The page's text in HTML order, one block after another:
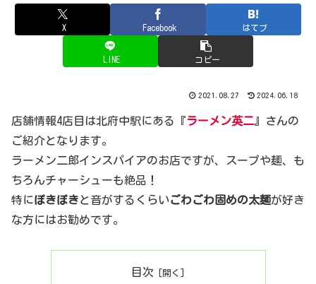
X Facebook はてブ
LINE コピー
2021.08.27 2024.06.18
店舗情報4店目は北府中駅にある『ラーメン英二 』さんの
ご紹介となります。
ラーメン二郎インスパイアのお店ですが、スープや麺、も
ちろんチャーシューも絶品！
特にぽきぽきと音がするくらいごわごわ固めの太麺が好き
な方にはお勧めです。
目次